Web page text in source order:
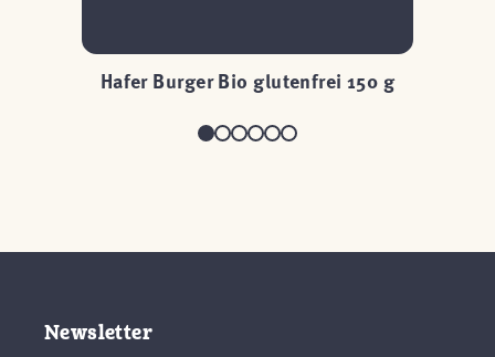
Hafer Burger Bio glutenfrei 150 g
Newsletter